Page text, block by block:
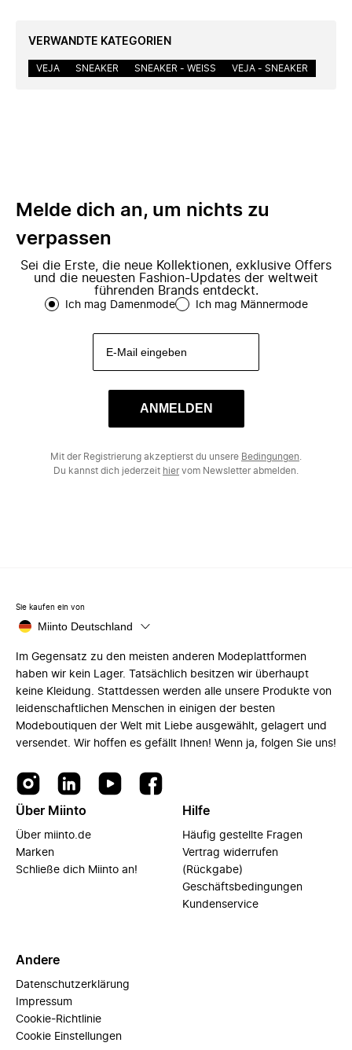
VERWANDTE KATEGORIEN
VEJA SNEAKER SNEAKER - WEISS VEJA - SNEAKER
Melde dich an, um nichts zu
verpassen
Sei die Erste, die neue Kollektionen, exklusive Offers
und die neuesten Fashion-Updates der weltweit
führenden Brands entdeckt.
Ich mag Damenmode Ich mag Männermode
ANMELDEN
Mit der Registrierung akzeptierst du unsere Bedingungen
Du kannst dich jederzeit hiervom Newsletter abmelden.
Sie kaufen ein von
Miinto Deutschland
Im Gegensatz zu den meisten anderen Modeplattformen
haben wir kein Lager. Tatsächlich besitzen wir überhaupt
keine Kleidung. Stattdessen werden alle unsere Produkte von
leidenschaftlichen Menschen in einigen der besten
Modeboutiquen der Welt mit Liebe ausgewählt, gelagert und
versendet. Wir hoffen es gefällt Ihnen! Wenn ja, folgen Sie uns!
Über Miinto
Über miinto.de
Marken
Schließe dich Miinto an!
Hilfe
Häufig gestellte Fragen
Vertrag widerrufen
(Rückgabe)
Geschäftsbedingungen
Kundenservice
Andere
Datenschutzerklärung
Impressum
Cookie-Richtlinie
Cookie Einstellungen